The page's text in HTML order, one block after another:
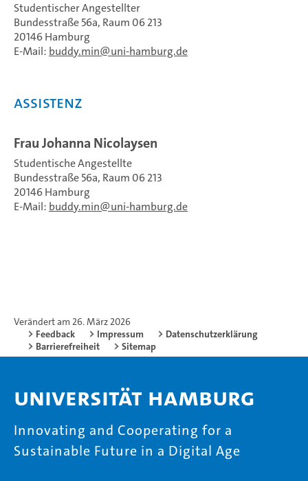
Studentischer Angestellter
Bundesstraße 56a, Raum 06 213
20146 Hamburg
E-Mail: buddy.min uni-hamburg.de
ASSISTENZ
Frau Johanna Nicolaysen
Studentische Angestellte
Bundesstraße 56a, Raum 06 213
20146 Hamburg
E-Mail: buddy.min uni-hamburg.de
Verändert am 26. März 2026
Feedback
Impressum
Datenschutzerklärung
Barrierefreiheit
Sitemap
Universität Hamburg
Innovating and Cooperating for a
Sustainable Future in a Digital Age